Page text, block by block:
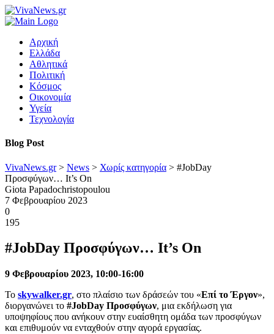
Αρχική
Ελλάδα
Αθλητικά
Πολιτική
Κόσμος
Οικονομία
Υγεία
Τεχνολογία
Blog Post
VivaNews.gr> News > Χωρίς κατηγορία > #JobDay
Προσφύγων… It’s On
Giota Papadochristopoulou
7 Φεβρουαρίου 2023
0
195
#JobDay Προσφύγων… It’s On
9 Φεβρουαρίου 2023, 10:00-16:00
Το skywalker.gr, στο πλαίσιο των δράσεών του «Επί το Έργον»,
διοργανώνει το #JobDay Προσφύγων, μια εκδήλωση για
υποψηφίους που ανήκουν στην ευαίσθητη ομάδα των προσφύγων
και επιθυμούν να ενταχθούν στην αγορά εργασίας.